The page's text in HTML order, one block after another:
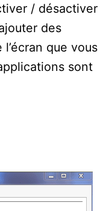
/ désactiver
des
que vous
sont